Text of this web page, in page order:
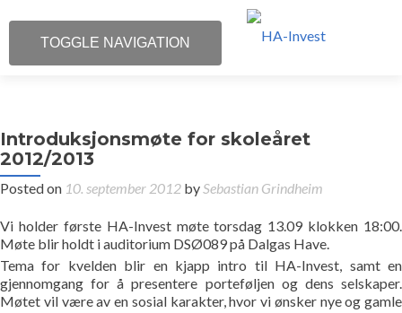
TOGGLE NAVIGATION
Om HA-Invest
Portefølje
Kontakt
Begrepsoversikt
Introduksjonsmøte for skoleåret
2012/2013
Posted on 10. september 2012 bySebastian Grindheim
Vi holder første HA-Invest møte torsdag 13.09 klokken 18:00.
Møte blir holdt i auditorium DSØ089 på Dalgas Have.
Tema for kvelden blir en kjapp intro til HA-Invest, samt en
gjennomgang for å presentere porteføljen og dens selskaper.
Møtet vil være av en sosial karakter, hvor vi ønsker nye og gamle